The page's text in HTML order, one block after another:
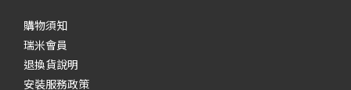
購物須知
瑞米會員
退換貨說明
安裝服務政策